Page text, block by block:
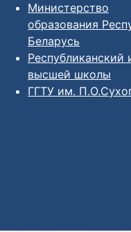
Министерство
образования
Беларусь
Республиканский
высшей школы
ГГТУ им.